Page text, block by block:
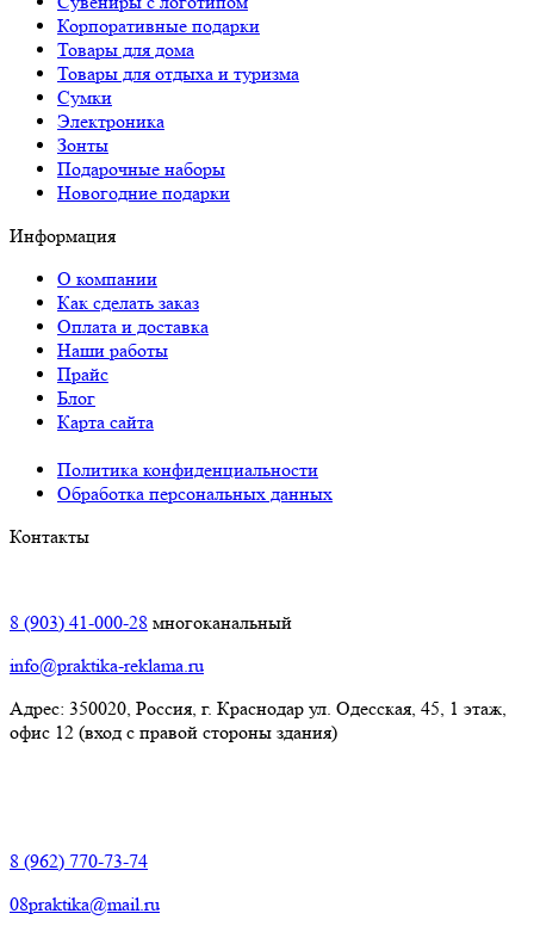
Корпоративные подарки
Товары для дома
Товары для отдыха и туризма
Сумки
Электроника
Зонты
Подарочные наборы
Новогодние подарки
Информация
О компании
Как сделать заказ
Оплата и доставка
Наши работы
Прайс
Блог
Карта сайта
Политика конфиденциальности
Обработка персональных данных
Контакты
8 (903) 41-000-28 многоканальный
info@praktika-reklama.ru
Адрес: 350020, Россия, г. Краснодар ул. Одесская, 45, 1 этаж,
офис 12 (вход с правой стороны здания)
8 (962) 770-73-74
08praktika@mail.ru